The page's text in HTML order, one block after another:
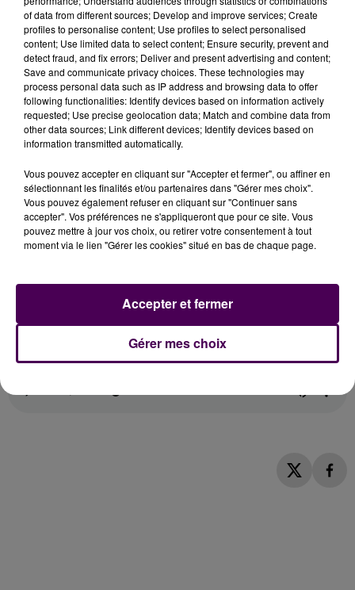
TOUT VA TRÈS VITE
Le futsal, une discipline finalement assez intense, et
peuvent très vite changer :"En deux minutes, il peut
tout se passer. On a vu, on encaisse un but au bout
de trente secondes, et nous on en marque quatre
en deux minutes.C'est vraiment ça le futsal"
d'autres occasions de briller, à commencer par le
championnat de R1, mais aussi les Coupes de
Normandie et de l'Eure.
Le reportage de Julien Dubois :
of data from different sources; Develop and improve services; Create
profiles to personalise content; Use profiles to select personalised
content; Use limited data to select content; Ensure security, prevent and
detect fraud, and fix errors; Deliver and present advertising and content;
Save and communicate privacy choices. These technologies may
process personal data such as IP address and browsing data to offer
following functionalities: Identify devices based on information actively
requested; Use precise geolocation data; Match and combine data from
other data sources; Link different devices; Identify devices based on
information transmitted automatically.
Vous pouvez accepter en cliquant sur "Accepter et fermer", ou affiner en
sélectionnant les finalités et/ou partenaires dans "Gérer mes choix".
Vous pouvez également refuser en cliquant sur "Continuer sans
accepter". Vos préférences ne s'appliqueront que pour ce site. Vous
pouvez mettre à jour vos choix, ou retirer votre consentement à tout
moment via le lien "Gérer les cookies" situé en bas de chaque page.
Gérer mes choix
Accepter et fermer